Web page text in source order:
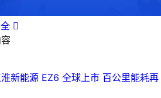

新能源 EZ6 全球上市 百公里能耗再